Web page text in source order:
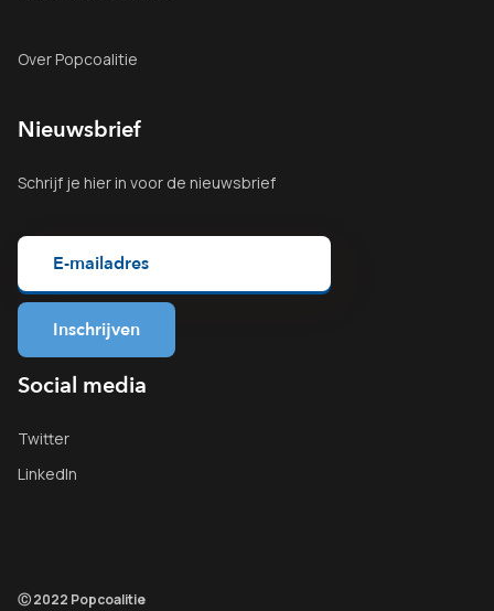
Over Popcoalitie
Nieuwsbrief
Schrijf je hierin voor de nieuwsbrief
Social media
Twitter
LinkedIn
Ⓒ 2022 Popcoalitie